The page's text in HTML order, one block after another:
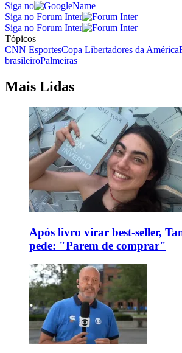
Siga no
Siga no Forum Inter
Siga no Forum Inter
Tópicos
CNN EsportesCopa Libertadores da América
brasileiroPalmeiras
Mais Lidas
Após livro virar best-seller,
pede: "Parem de comprar"